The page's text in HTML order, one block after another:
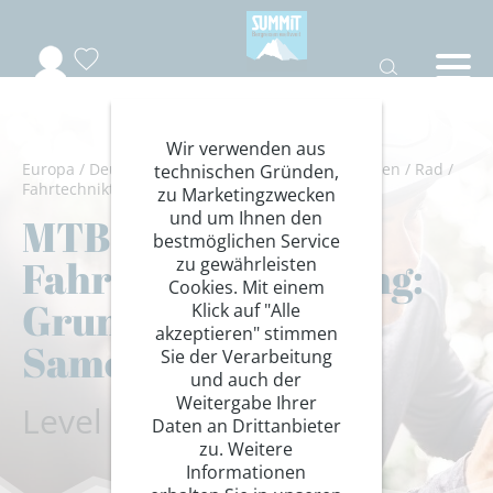
Europa / Deutschland/Bayern/Chiemgauer Alpen / Rad /
Fahrtechniktraining
MTB
Fahrtechniktraining:
Grundkurs am
Samerberg
Level 1 am Samerberg
Wir verwenden aus
technischen Gründen,
zu Marketingzwecken
und um Ihnen den
bestmöglichen Service
zu gewährleisten
Cookies. Mit einem
Klick auf "Alle
akzeptieren" stimmen
Sie der Verarbeitung
und auch der
Weitergabe Ihrer
Daten an Drittanbieter
zu. Weitere
Informationen